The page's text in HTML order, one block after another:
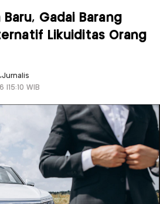
Gadai Barang
Likuiditas Orang
,Jurnalis
|15:10 WIB